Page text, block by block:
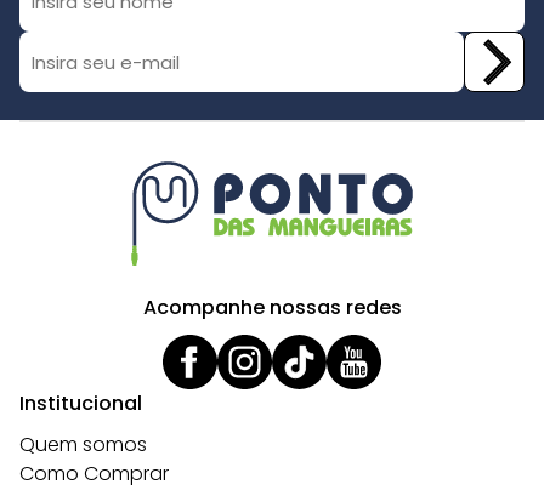
Acompanhe nossas redes
Institucional
Quem somos
Como Comprar